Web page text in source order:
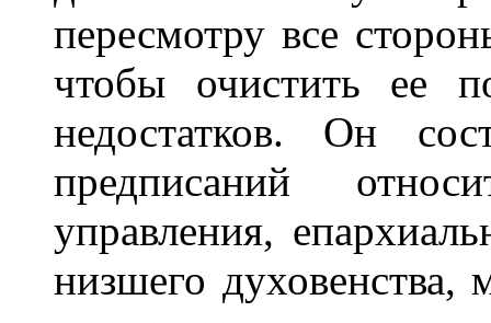
пересмотру все
чтобы очистить ее
недостатков. Он
предписаний
управления,
низшего